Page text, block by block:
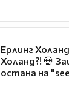
Ерлинг
Холанд?! 💀
остана на